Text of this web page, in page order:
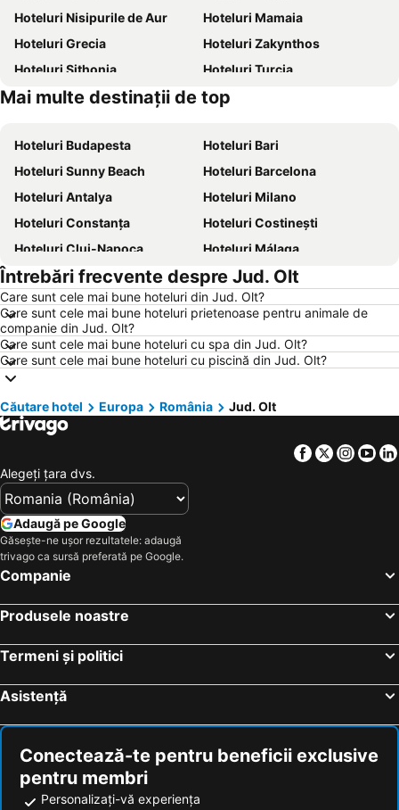
Hoteluri Nisipurile de Aur
Hoteluri Mamaia
Hoteluri Grecia
Hoteluri Zakynthos
Hoteluri Sithonia
Hoteluri Turcia
Hoteluri Corfu
Hoteluri Thassos
Mai multe destinații de top
Hoteluri Budapesta
Hoteluri Bari
Hoteluri Sunny Beach
Hoteluri Barcelona
Hoteluri Antalya
Hoteluri Milano
Hoteluri Constanța
Hoteluri Costinești
Hoteluri Cluj-Napoca
Hoteluri Málaga
Hoteluri Benidorm
Hoteluri Neptun
Hoteluri Durrës
Hoteluri Alicante
Hoteluri Atena
Hoteluri Nisa
Hoteluri Viena
Hoteluri Paris
Hoteluri România
Hoteluri Costa Brava
Hoteluri Litoral Bulgaria
Hoteluri Austria
Hoteluri Mallorca
Hoteluri Sardinia
Hoteluri Insula Aegina
Hoteluri Albania
Hoteluri Grecia Centrală
Întrebări frecvente despre Jud. Olt
Care sunt cele mai bune hoteluri din Jud. Olt?
Care sunt cele mai bune hoteluri prietenoase pentru animale de
companie din Jud. Olt?
Care sunt cele mai bune hoteluri cu spa din Jud. Olt?
Care sunt cele mai bune hoteluri cu piscină din Jud. Olt?
Căutare hotel Europa România Jud. Olt
Facebook
Twitter
Alegeţi ţara dvs.
Adaugă pe Google
Găsește-ne ușor rezultatele: adaugă
trivago ca sursă preferată pe Google.
Companie
Produsele noastre
Termeni și politici
Asistență
Conectează-te pentru beneficii exclusive
pentru membri
Personalizați-vă experiența